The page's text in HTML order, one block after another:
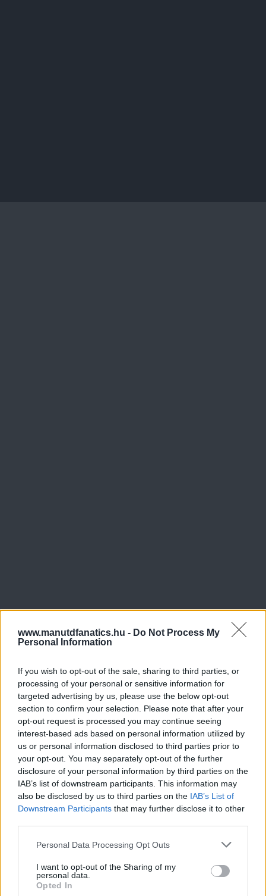
www.manutdfanatics.hu - Do Not Process My
Personal Information
If you wish to opt-out of the sale, sharing to third parties, or
processing of your personal or sensitive information for
targeted advertising by us, please use the below opt-out
section to confirm your selection. Please note that after your
opt-out request is processed you may continue seeing
interest-based ads based on personal information utilized by
us or personal information disclosed to third parties prior to
your opt-out. You may separately opt-out of the further
disclosure of your personal information by third parties on the
IAB’s list of downstream participants. This information may
also be disclosed by us to third parties on the IAB’s List of
Downstream Participants that may further disclose it to other
Please note that this website/app uses one or more Google
not limited to your visit or usage behaviour. You may click to
grant or deny consent to Google and its third-party tags to
use your data for below specified purposes in below Google
Personal Data Processing Opt Outs
I want to opt-out of the Sharing of my
personal data.
Opted In